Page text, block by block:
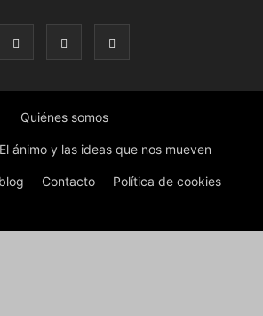
Quiénes somos
ánimo y las ideas que nos mueven
Contacto Política de cookies